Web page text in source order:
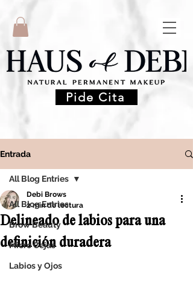
Pide Cita
Entrada
All Blog Entries
Brow Beauty
Micro Cejas
Labios y Ojos
All Blog Entries
Delineado de labios para una
definición duradera
Debi Brows
2 min de lectura